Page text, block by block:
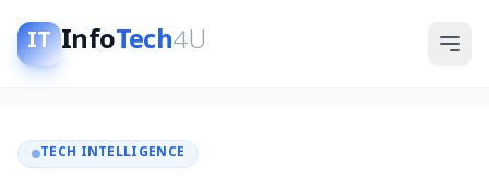
IT InfoTech4U
TECH INTELLIGENCE